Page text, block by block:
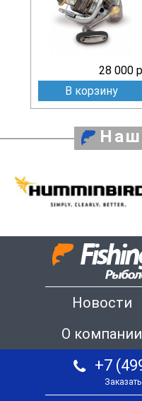
28 000
В корзину
Новости
О компании
+7